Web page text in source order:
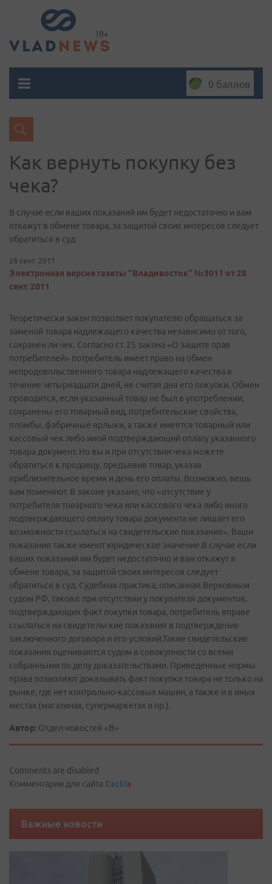
0 баллов
Как вернуть покупку без
чека?
В случае если ваших показаний им будет недостаточно и вам
откажут в обмене товара, за защитой своих интересов следует
обратиться в суд
28 сент. 2011
Электронная версия газеты "Владивосток" №3011 от 28
сент. 2011
Теоретически закон позволяет покупателю обращаться за
заменой товара надлежащего качества независимо от того,
сохранен ли чек. Согласно ст. 25 закона «О защите прав
потребителей» потребитель имеет право на обмен
непродовольственного товара надлежащего качества в
течение четырнадцати дней, не считая дня его покупки. Обмен
проводится, если указанный товар не был в употреблении,
сохранены его товарный вид, потребительские свойства,
пломбы, фабричные ярлыки, а также имеется товарный или
кассовый чек либо иной подтверждающий оплату указанного
товара документ. Но вы и при отсутствии чека можете
обратиться к продавцу, предъявив товар, указав
приблизительное время и день его оплаты. Возможно, вещь
вам поменяют. В законе указано, что «отсутствие у
потребителя товарного чека или кассового чека либо иного
подтверждающего оплату товара документа не лишает его
возможности ссылаться на свидетельские показания». Ваши
показания также имеют юридическое значение.В случае если
ваших показаний им будет недостаточно и вам откажут в
обмене товара, за защитой своих интересов следует
обратиться в суд. Судебная практика, описанная Верховным
судом РФ, такова: при отсутствии у покупателя документов,
подтверждающих факт покупки товара, потребитель вправе
ссылаться на свидетельские показания в подтверждение
заключенного договора и его условий.Такие свидетельские
показания оцениваются судом в совокупности со всеми
собранными по делу доказательствами. Приведенные нормы
права позволяют доказывать факт покупки товара не только на
рынке, где нет контрольно-кассовых машин, а также и в иных
местах (магазинах, супермаркетах и пр.).
Автор: Отдел новостей «В»
Comments are disabled
Комментарии для сайта Cackle
Важные новости